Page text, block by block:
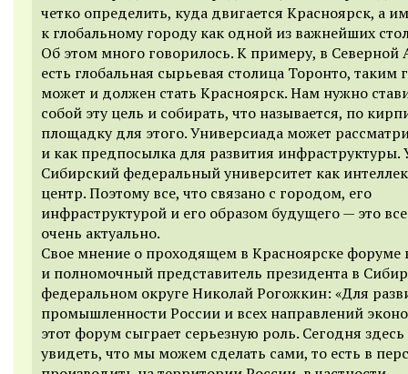
четко определить, куда двигается Красноярск, а
к глобальному городу как одной из важнейших
Об этом много говорилось. К примеру, в Северной
есть глобальная сырьевая столица Торонто, таким
может и должен стать Красноярск. Нам нужно
собой эту цель и собирать, что называется, по
площадку для этого. Универсиада может
и как предпосылка для развития инфраструктуры.
Сибирский федеральный университет как
центр. Поэтому все, что связано с городом, его
инфраструктурой и его образом будущего — это
очень актуально.
Свое мнение о проходящем в Красноярске форуме
и полномочный представитель президента в
федеральном округе Николай Рогожкин: «Для
промышленности России и всех направлений
этот форум сыграет серьезную роль. Сегодня
увидеть, что мы можем сделать сами, то есть в